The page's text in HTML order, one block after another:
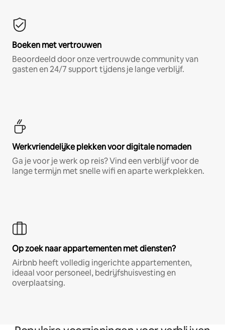
Boeken met vertrouwen
Beoordeeld door onze vertrouwde community van
gasten en 24/7 support tijdens je lange verblijf.
Werkvriendelijke plekken voor digitale nomaden
Ga je voor je werk op reis? Vind een verblijf voor de
lange termijn met snelle wifi en aparte werkplekken.
Op zoek naar appartementen met diensten?
Airbnb heeft volledig ingerichte appartementen,
ideaal voor personeel, bedrijfshuisvesting en
overplaatsing.